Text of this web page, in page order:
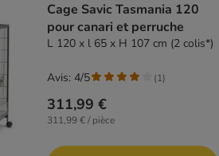
Cage Savic Tasmania 120
pour canari et perruche
L 120 x l 65 x H 107 cm (2 colis*)
311,99 €
311,99 € / pièce
Avis: 4/5 (1)